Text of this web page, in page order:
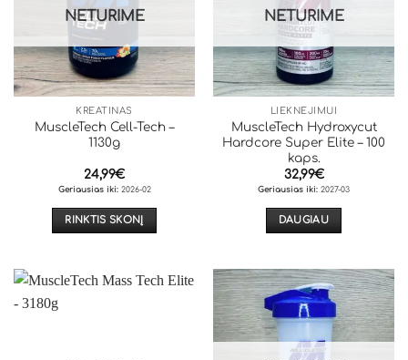
NETURIME
KREATINAS
MuscleTech Cell-Tech –
1130g
24,99€
Geriausias iki:2026-02
RINKTIS SKONĮ
has
NETURIME
LIEKNĖJIMUI
MuscleTech Hydroxycut
Hardcore Super Elite – 100
kaps.
32,99€
Geriausias iki: 2027-03
DAUGIAU